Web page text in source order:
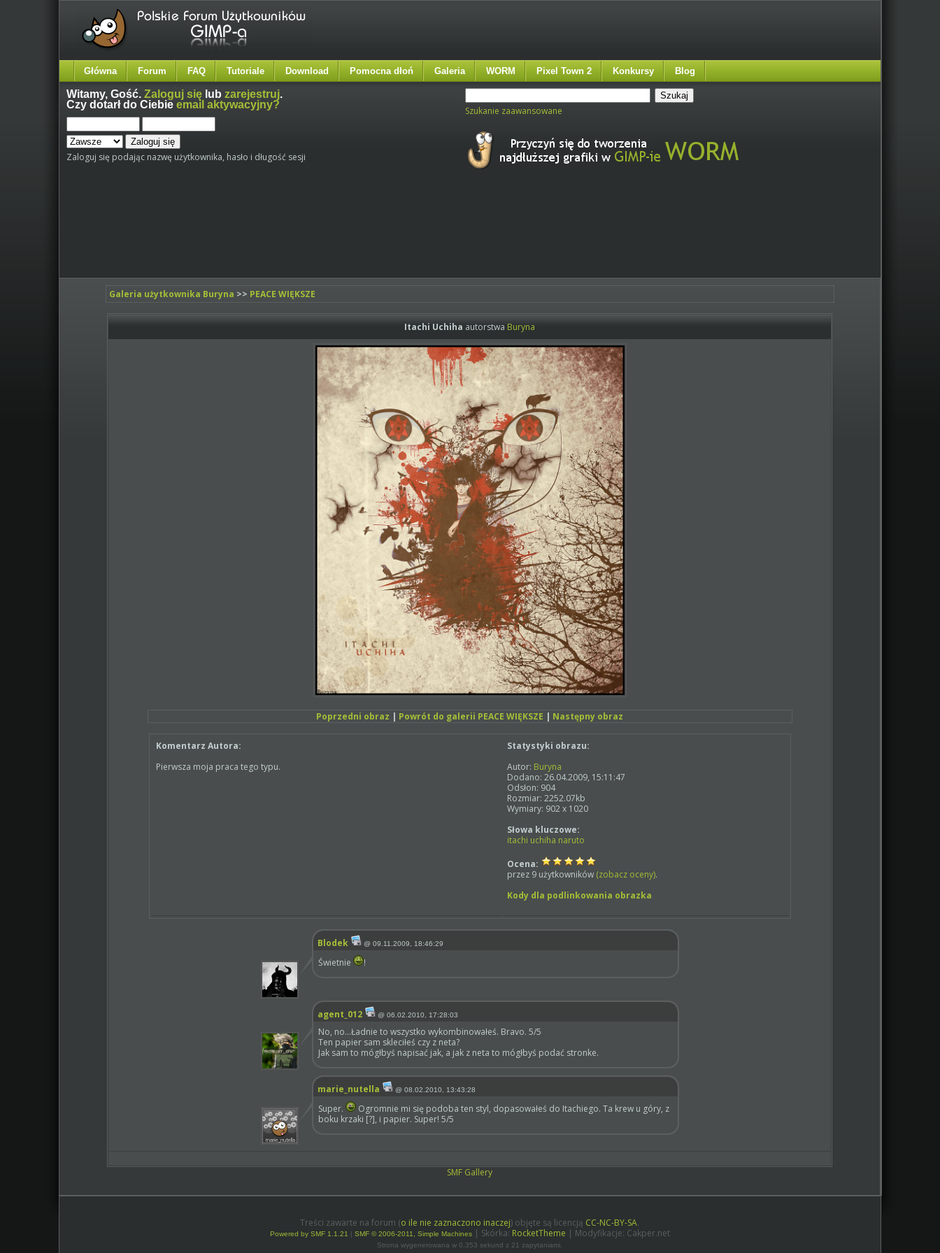
Główna Forum FAQ Tutoriale Download Pomocna dłoń Galeria WORM Pixel Town 2 Konkursy Blog
Witamy,Gość.Zaloguj się lubzarejestruj.
Czy dotarł do Ciebieemail aktywacyjny?
Zaloguj się podając nazwę użytkownika, hasło i długość sesji
Szukanie zaawansowane
Galeria użytkownika Buryna >> PEACE WIĘKSZE
Itachi Uchiha autorstwa Buryna
Poprzedni obraz | Powrót do galerii PEACE WIĘKSZE | Następny obraz
Komentarz Autora:
Pierwsza moja praca tego typu.
Statystyki obrazu:
Autor: Buryna
Dodano: 26.04.2009, 15:11:47
Odsłon: 904
Rozmiar: 2252.07kb
Wymiary: 902 x 1020
Słowa kluczowe:
itachi uchiha naruto
Ocena:
przez 9 użytkowników (zobacz oceny).
Kody dla podlinkowania obrazka
Blodek @ 09.11.2009, 18:46:29
Świetnie !
agent_012 @ 06.02.2010, 17:28:03
No, no...Ładnie to wszystko wykombinowałeś. Bravo. 5/5
Ten papier sam skleciłeś czy z neta?
Jak sam to mógłbyś napisać jak, a jak z neta to mógłbyś podać stronke.
marie_nutella @ 08.02.2010, 13:43:28
Super.
Ogromnie mi się podoba ten styl, dopasowałeś do Itachiego. Ta krew u góry, z
boku krzaki [?], i papier. Super! 5/5
SMF Gallery
Treści zawarte na forum (o ile nie zaznaczono inaczej) objęte są licencją CC-NC-BY-SA.
Powered by SMF 1.1.21 | SMF © 2006-2011, Simple Machines | Skórka: RocketTheme | Modyfikacje: Cakper.net
Strona wygenerowana w 0.353 sekund z 21 zapytaniami.